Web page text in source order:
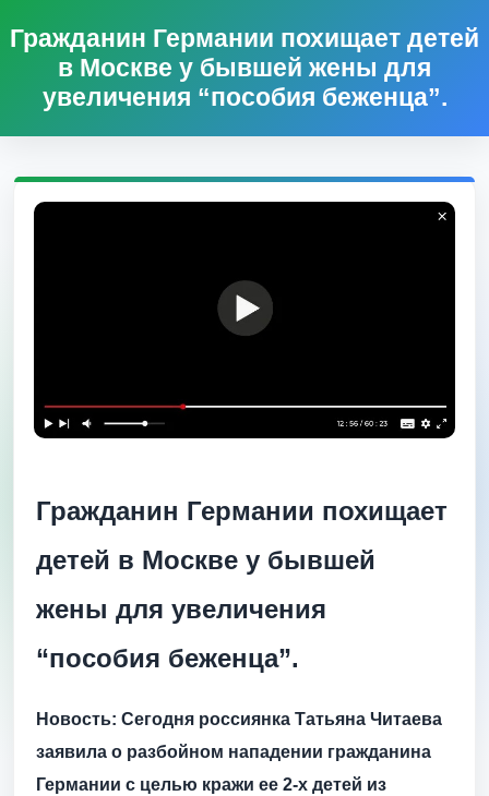
Гражданин Германии похищает детей
в Москве у бывшей жены для
увеличения “пособия беженца”.
Гражданин Германии похищает
детей в Москве у бывшей
жены для увеличения
“пособия беженца”.
Новость: Сегодня россиянка Татьяна Читаева
заявила о разбойном нападении гражданина
Германии с целью кражи ее 2-х детей из